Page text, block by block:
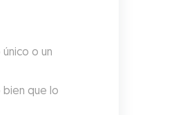
o un
bien que lo